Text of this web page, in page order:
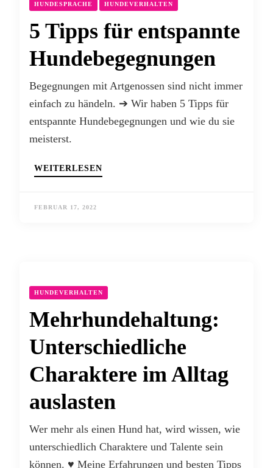
HUNDESPRACHE HUNDEVERHALTEN
5 Tipps für entspannte
Hundebegegnungen
Begegnungen mit Artgenossen sind nicht immer
einfach zu händeln. ➔ Wir haben 5 Tipps für
entspannte Hundebegegnungen und wie du sie
meisterst.
WEITERLESEN
FEBRUAR 17, 2022
HUNDEVERHALTEN
Mehrhundehaltung:
Unterschiedliche
Charaktere im Alltag
auslasten
Wer mehr als einen Hund hat, wird wissen, wie
unterschiedlich Charaktere und Talente sein
können. ♥ Meine Erfahrungen und besten Tipps